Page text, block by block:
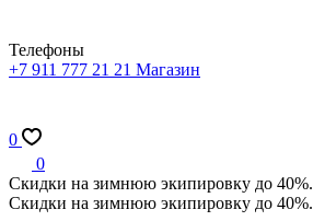
Телефоны
+7 911 777 21 21 Магазин
0
0
Скидки на зимнюю экипировку до 40%.
Скидки на зимнюю экипировку до 40%.